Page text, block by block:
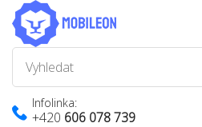
Infolinka:
+420 606 078 739